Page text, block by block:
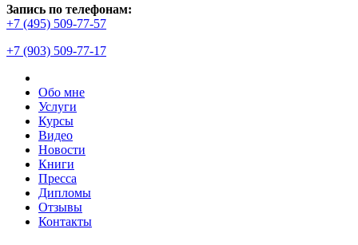
Запись по телефонам:
+7 (495) 509-77-57
+7 (903) 509-77-17
Обо мне
Услуги
Курсы
Видео
Новости
Книги
Пресса
Дипломы
Отзывы
Контакты